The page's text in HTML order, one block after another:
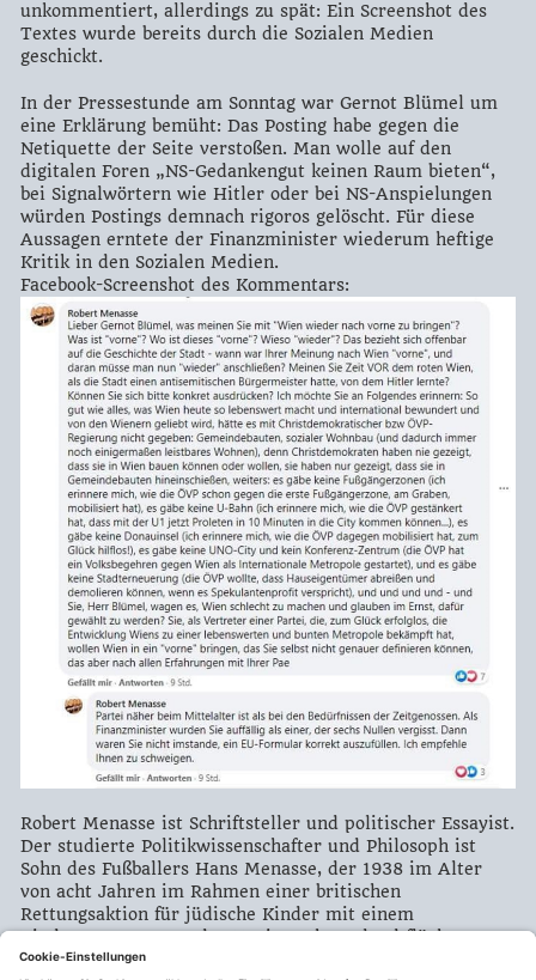
unkommentiert, allerdings zu spät: Ein Screenshot des
Textes wurde bereits durch die Sozialen Medien
geschickt.
In der Pressestunde am Sonntag war Gernot Blümel um
eine Erklärung bemüht: Das Posting habe gegen die
Netiquette der Seite verstoßen. Man wolle auf den
digitalen Foren „NS-Gedankengut keinen Raum bieten“,
bei Signalwörtern wie Hitler oder bei NS-Anspielungen
würden Postings demnach rigoros gelöscht. Für diese
Aussagen erntete der Finanzminister wiederum heftige
Kritik in den Sozialen Medien.
Facebook-Screenshot des Kommentars:
Robert Menasse ist Schriftsteller und politischer Essayist.
Der studierte Politikwissenschafter und Philosoph ist
Sohn des Fußballers Hans Menasse, der 1938 im Alter
von acht Jahren im Rahmen einer britischen
Rettungsaktion für jüdische Kinder mit einem
Kindertransport vor den Nazis nach England flüchtete.